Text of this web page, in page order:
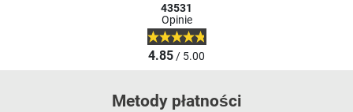
43531
Opinie
4.85/ 5.00
Metody płatności